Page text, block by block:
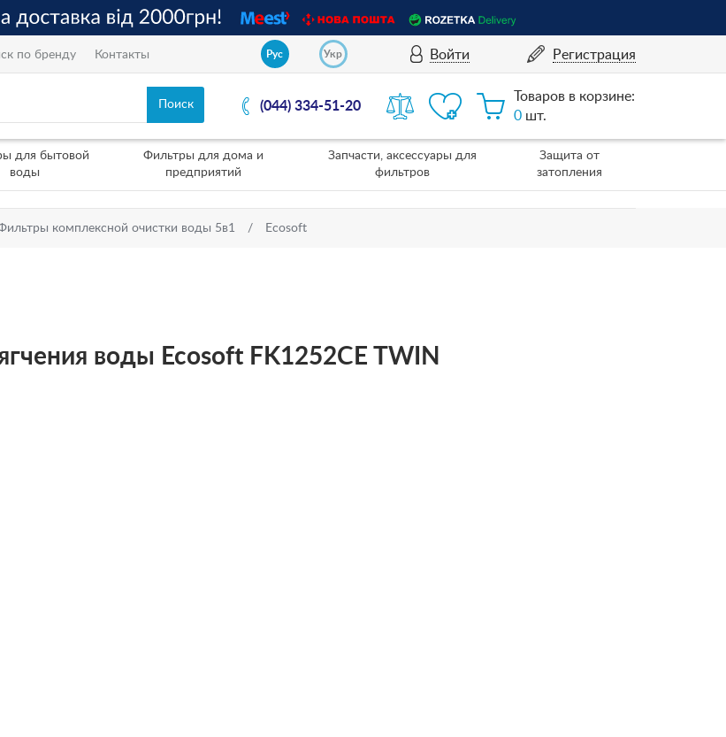
по бренду Контакты Рус Укр Войти Регистрация
(044) 334-51-20
Товаров в корзине:
0 шт.
для бытовой
воды
Фильтры для дома и
предприятий
Запчасти, аксессуары для
фильтров
Защита от
затопления
комплексной очистки воды 5в1 Ecosoft
воды Ecosoft FK1252CE TWIN